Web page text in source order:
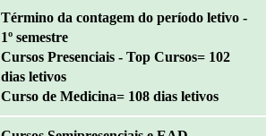
Término da contagem do período letivo -
1º semestre
Cursos Presenciais - Top Cursos= 102
dias letivos
Curso de Medicina= 108 dias letivos